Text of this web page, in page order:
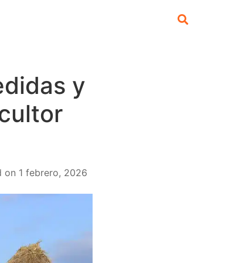
y
on 1 febrero, 2026